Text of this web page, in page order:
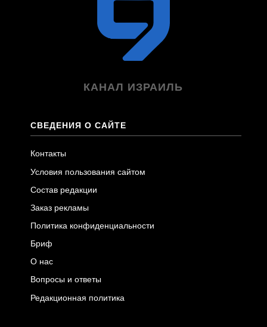
КАНАЛ ИЗРАИЛЬ
СВЕДЕНИЯ О САЙТЕ
Контакты
Условия пользования сайтом
Состав редакции
Заказ рекламы
Политика конфиденциальности
Бриф
О нас
Вопросы и ответы
Редакционная политика